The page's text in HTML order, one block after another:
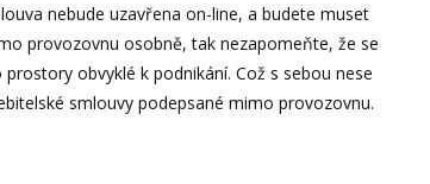
nebude uzavřena on-line, a budete muset
provozovnu osobně, tak nezapomeňte, že se
obvyklé k podnikání. Což s sebou nese
smlouvy podepsané mimo provozovnu.